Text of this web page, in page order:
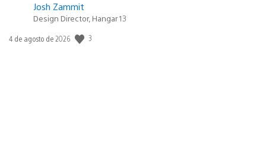
Josh Zammit
Design Director, Hangar 13
Fecha
4 de agosto de 2026 3